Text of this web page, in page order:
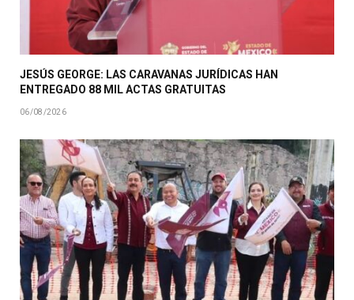
JESÚS GEORGE: LAS CARAVANAS JURÍDICAS HAN
ENTREGADO 88 MIL ACTAS GRATUITAS
06/08/2026